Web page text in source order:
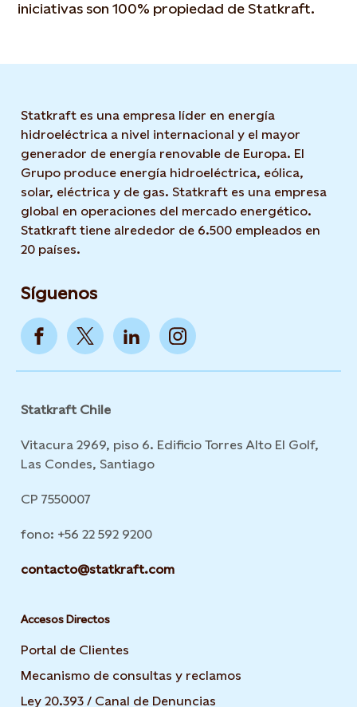
iniciativas son 100% propiedad de Statkraft.
Statkraft es una empresa líder en energía
hidroeléctrica a nivel internacional y el mayor
generador de energía renovable de Europa. El
Grupo produce energía hidroeléctrica, eólica,
solar, eléctrica y de gas. Statkraft es una empresa
global en operaciones del mercado energético.
Statkraft tiene alrededor de 6.500 empleados en
20 países.
Síguenos
Statkraft Chile
Vitacura 2969, piso 6. Edificio Torres Alto El Golf,
Las Condes, Santiago
CP 7550007
fono: +56 22 592 9200
contacto@statkraft.com
Accesos Directos
Portal de Clientes
Mecanismo de consultas y reclamos
Ley 20.393 / Canal de Denuncias